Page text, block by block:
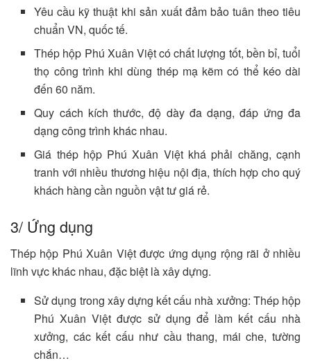
Yêu cầu kỹ thuật khi sản xuất đảm bảo tuân theo tiêu
chuẩn VN, quốc tế.
Thép hộp Phú Xuân Việt có chất lượng tốt, bền bỉ, tuổi
thọ công trình khi dùng thép mạ kẽm có thể kéo dài
đến 60 năm.
Quy cách kích thước, độ dày đa dạng, đáp ứng đa
dạng công trình khác nhau.
Giá thép hộp Phú Xuân Việt khá phải chăng, cạnh
tranh với nhiều thương hiệu nội địa, thích hợp cho quý
khách hàng cần nguồn vật tư giá rẻ.
3/ Ứng dụng
Thép hộp Phú Xuân Việt được ứng dụng rộng rãi ở nhiều
lĩnh vực khác nhau, đặc biệt là xây dựng.
Sử dụng trong xây dựng kết cấu nhà xưởng: Thép hộp
Phú Xuân Việt được sử dụng để làm kết cấu nhà
xưởng, các kết cấu như cầu thang, mái che, tường
chắn…